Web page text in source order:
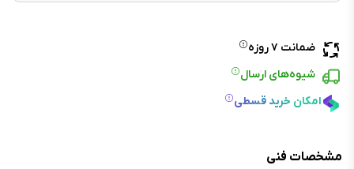
ضمانت ۷ روزه
شیوه‌های ارسال
امکان خرید قسطی
مشخصات فنی